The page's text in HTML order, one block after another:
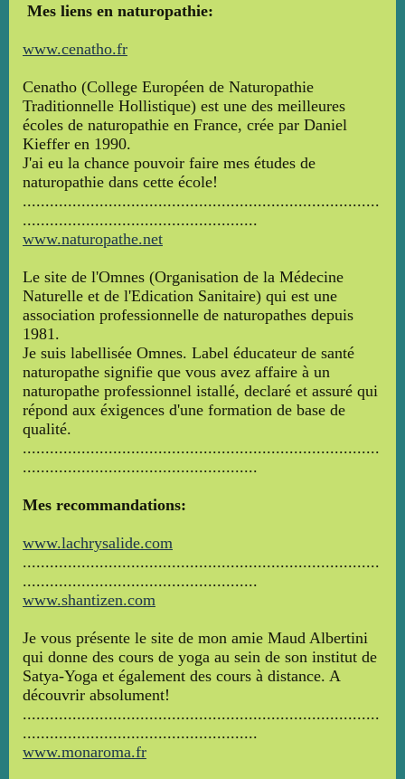
Mes liens en naturopathie:
www.cenatho.fr
Cenatho (College Européen de Naturopathie
Traditionnelle Hollistique) est une des meilleures
écoles de naturopathie en France, crée par Daniel
Kieffer en 1990.
J'ai eu la chance pouvoir faire mes études de
naturopathie dans cette école!
...............................................................................
....................................................
www.naturopathe.net
Le site de l'Omnes (Organisation de la Médecine
Naturelle et de l'Edication Sanitaire) qui est une
association professionnelle de naturopathes depuis
1981.
Je suis labellisée Omnes. Label éducateur de santé
naturopathe signifie que vous avez affaire à un
naturopathe professionnel istallé, declaré et assuré qui
répond aux éxigences d'une formation de base de
qualité.
...............................................................................
....................................................
Mes recommandations:
www.lachrysalide.com
...............................................................................
....................................................
www.shantizen.com
Je vous présente le site de mon amie Maud Albertini
qui donne des cours de yoga au sein de son institut de
Satya-Yoga et également des cours à distance. A
découvrir absolument!
...............................................................................
....................................................
www.monaroma.fr